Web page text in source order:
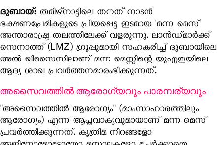
ദുബായ്: തമിഴ്‌നാട്ടിലെ തനത് നാടൻ
ഭക്ഷണപ്രേമികളുടെ പ്രിയപ്പെട്ട ഇടമായ 'മന്ന മെസ്'
അന്താരാഷ്ട്ര തലത്തിലേക്ക് വളരുന്നു. ലാൻഡ്മാർക്ക്
സെനാത്ത് (LMZ) ഗ്രൂപ്പുമായി സഹകരിച്ച് ദുബായിലെ
അൽ ഖിസൈസിലാണ് മന്ന മെസ്സിന്റെ യുഎഇയിലെ
ആദ്യ ശാഖ പ്രവർത്തനമാരംഭിക്കുന്നത്.
അസൈവത്തിൽ ആരോഗ്യവും പാരമ്പര്യവും
"അസൈവത്തിൽ ആരോഗ്യം" (മാംസാഹാരത്തിലും
ആരോഗ്യം) എന്ന ആപ്തവാക്യവുമായാണ് മന്ന മെസ്
പ്രവർത്തിക്കുന്നത്. കൃത്രിമ നിറങ്ങളോ